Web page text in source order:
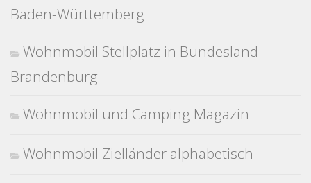
Baden-Württemberg
Wohnmobil Stellplatz in Bundesland
Brandenburg
Wohnmobil und Camping Magazin
Wohnmobil Zielländer alphabetisch